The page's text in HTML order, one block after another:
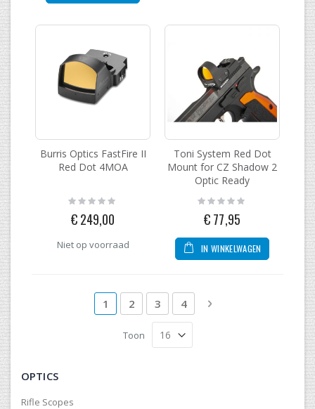
Burris Optics FastFire II
Red Dot 4MOA
Rating:
0%
€ 249,00
Niet op voorraad
Toni System Red Dot
Mount for CZ Shadow 2
Optic Ready
Rating:
0%
€ 77,95
IN WINKELWAGEN
Pagina
U lees momenteel pagina
1 Pagina
2 Pagina
3 Pagina
4 Pagina
Volgende
Toon
OPTICS
Rifle Scopes